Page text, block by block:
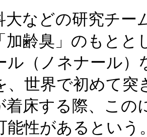
大などの研究チー
加齢臭」のもとと
ル（ノネナール
、世界で初めて突
着床する際、この
能性があるという